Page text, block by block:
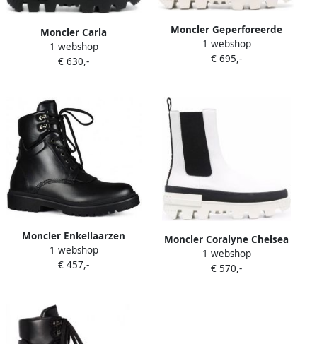
Moncler Carla
geperforeerde enkellaarzen
Zwart
1 webshop
€ 630,-
Moncler Geperforeerde
enkellaarzen Beige
1 webshop
€ 695,-
Moncler Enkellaarzen
1 webshop
€ 457,-
Moncler Coralyne Chelsea
laarzen Wit
1 webshop
€ 570,-